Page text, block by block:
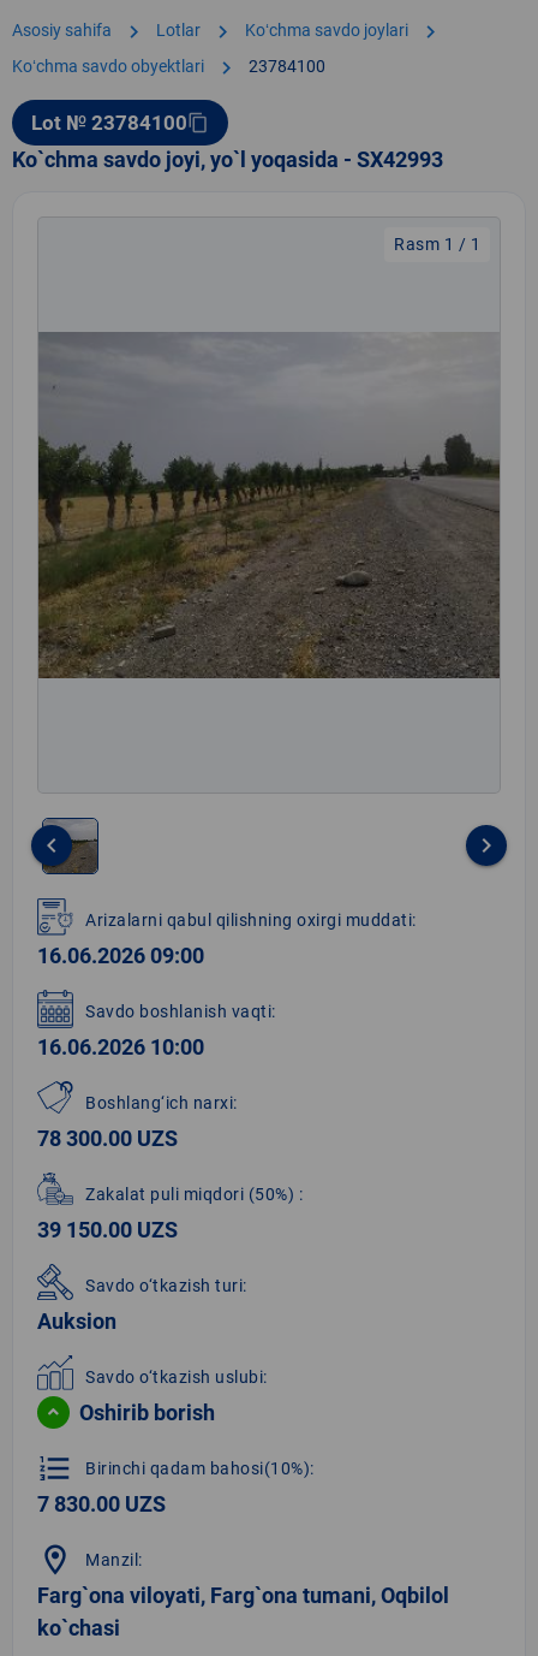
Asosiy sahifa chevron_right Lotlar chevron_right Koʻchma savdo joylari chevron_right
Koʻchma savdo obyektlari chevron_right 23784100
Lot № 23784100content_copy
Ko`chma savdo joyi, yo`l yoqasida - SX42993
Rasm 1 / 1
1
of
1
keyboard_arrow_left keyboard_arrow_right
Arizalarni qabul qilishning oxirgi muddati:
16.06.2026 09:00
Savdo boshlanish vaqti:
16.06.2026 10:00
Boshlang‘ich narxi:
78 300.00 UZS
Zakalat puli miqdori (50%) :
39 150.00 UZS
Savdo o‘tkazish turi:
Auksion
Savdo o‘tkazish uslubi:
Oshirib borish
format_list_numbered Birinchi qadam bahosi(10%):
7 830.00 UZS
location_on Manzil:
Farg`ona viloyati, Farg`ona tumani, Oqbilol
ko`chasi